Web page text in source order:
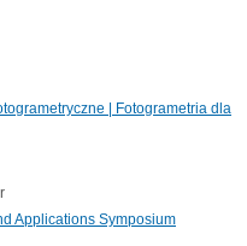
| Fotogrametria dla
Applications Symposium